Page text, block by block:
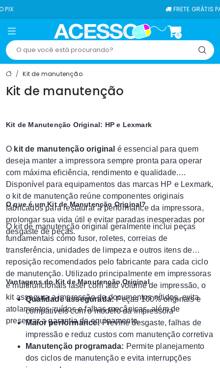
FRETE GRÁTIS PARA
0
Kit de manutenção
Kit de manutenção
Kit de Manutenção Original: HP e Lexmark
O kit de manutenção original é essencial para quem
deseja manter a impressora sempre pronta para operar
com máxima eficiência, rendimento e qualidade.
Disponível para equipamentos das marcas HP e Lexmark,
o kit de manutenção reúne componentes originais
fabricados para restaurar a performance da impressora,
prolongar sua vida útil e evitar paradas inesperadas por
desgaste de peças.
O que é um Kit de Manutenção Original?
O kit de manutenção original geralmente inclui peças
fundamentais como fusor, roletes, correias de
transferência, unidades de limpeza e outros itens de
reposição recomendados pelo fabricante para cada ciclo
de manutenção. Utilizado principalmente em impressoras
e multifuncionais laser com alto volume de impressão, o
kit assegura a impressão de documentos nítidos, evita
atolamentos, ruídos e falhas mecânicas, além de
preservar a garantia do equipamento.
Vantagens do Kit de Manutenção Original
Qualidade assegurada:Peças 100% originais e
compatíveis com o modelo da impressora
Maior performance:Previne desgaste, falhas de
impressão e reduz custos com manutenção corretiva
Manutenção programada: Permite planejamento
dos ciclos de manutenção e evita interrupções